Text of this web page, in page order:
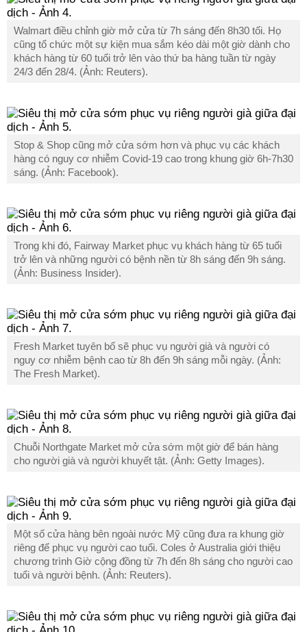
Walmart điều chỉnh giờ mở cửa từ 7h sáng đến 8h30 tối. Họ
cũng tổ chức một sự kiện mua sắm kéo dài một giờ dành cho
khách hàng từ 60 tuổi trở lên vào thứ ba hàng tuần từ ngày
24/3 đến 28/4. (Ảnh: Reuters).
Stop & Shop cũng mở cửa sớm hơn và phục vụ các khách
hàng có nguy cơ nhiễm Covid-19 cao trong khung giờ 6h-7h30
sáng. (Ảnh: Facebook).
Trong khi đó, Fairway Market phục vụ khách hàng từ 65 tuổi
trở lên và những người có bệnh nền từ 8h sáng đến 9h sáng.
(Ảnh: Business Insider).
Fresh Market tuyên bố sẽ phục vụ người già và người có
nguy cơ nhiễm bệnh cao từ 8h đến 9h sáng mỗi ngày. (Ảnh:
The Fresh Market).
Chuỗi Northgate Market mở cửa sớm một giờ để bán hàng
cho người già và người khuyết tật. (Ảnh: Getty Images).
Một số cửa hàng bên ngoài nước Mỹ cũng đưa ra khung giờ
riêng để phục vụ người cao tuổi. Coles ở Australia giới thiệu
chương trình Giờ cộng đồng từ 7h đến 8h sáng cho người cao
tuổi và người bệnh. (Ảnh: Reuters).